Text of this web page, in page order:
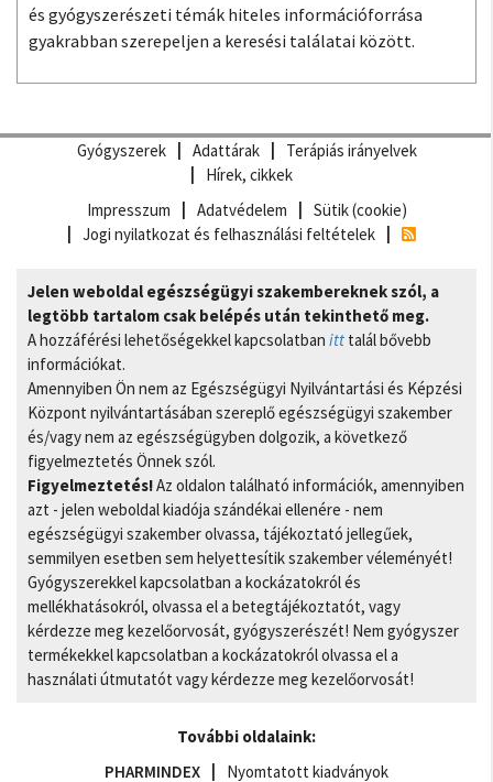
és gyógyszerészeti témák hiteles információforrása
gyakrabban szerepeljen a keresési találatai között.
Gyógyszerek Adattárak
Terápiás irányelvek
Hírek, cikkek
Impresszum
Adatvédelem
Sütik (cookie)
Jogi nyilatkozat és felhasználási feltételek
Jelen weboldal egészségügyi szakembereknek szól, a
legtöbb tartalom csak belépés után tekinthető meg.
A hozzáférési lehetőségekkel kapcsolatban itt talál bővebb
információkat.
Amennyiben Ön nem az Egészségügyi Nyilvántartási és Képzési
Központ nyilvántartásában szereplő egészségügyi szakember
és/vagy nem az egészségügyben dolgozik, a következő
figyelmeztetés Önnek szól.
Figyelmeztetés!Az oldalon található információk, amennyiben
azt - jelen weboldal kiadója szándékai ellenére - nem
egészségügyi szakember olvassa, tájékoztató jellegűek,
semmilyen esetben sem helyettesítik szakember véleményét!
Gyógyszerekkel kapcsolatban a kockázatokról és
mellékhatásokról, olvassa el a betegtájékoztatót, vagy
kérdezze meg kezelőorvosát, gyógyszerészét! Nem gyógyszer
termékekkel kapcsolatban a kockázatokról olvassa el a
használati útmutatót vagy kérdezze meg kezelőorvosát!
További oldalaink:
PHARMINDEX
Nyomtatott kiadványok